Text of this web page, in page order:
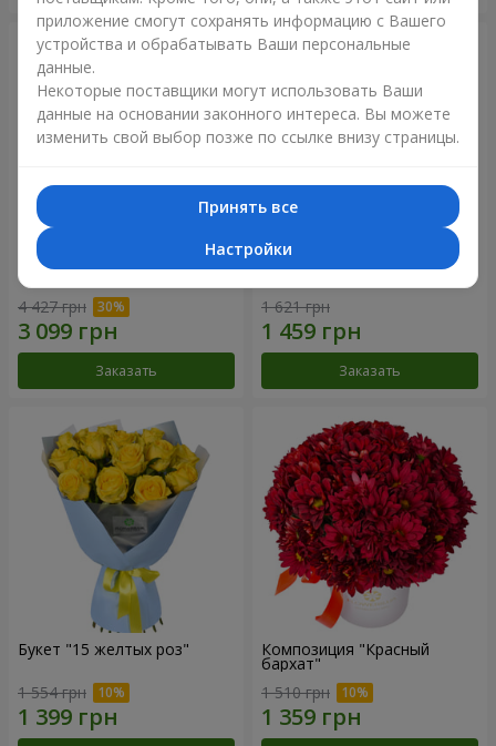
Букет "Крещатик"
4 427 грн
Заказать
Букет "Мы и лето"
1 621 грн
Заказать
Букет "15 желтых роз"
1 554 грн
Композиция "Красный
бархат"
1 510 грн
приложение смогут сохранять информацию с Вашего
устройства и обрабатывать Ваши персональные
данные.
Некоторые поставщики могут использовать Ваши
данные на основании законного интереса. Вы можете
изменить свой выбор позже по ссылке внизу страницы.
Принять все
Настройки